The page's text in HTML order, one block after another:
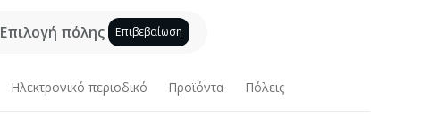
Επιλογή πόλης Επιβεβαίωση
Ηλεκτρονικό περιοδικό Προϊόντα Πόλεις